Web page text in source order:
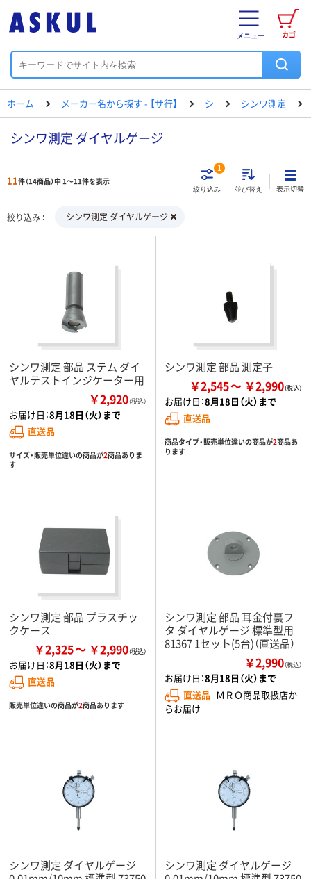
カゴ
メニュー
ホーム メーカー名から探す - 【サ行】 シ シンワ測定
シンワ測定 ダイヤルゲージ
11件（14商品）中 1～11件を表示
絞り込み
1
並び替え 表示切替
絞り込み シンワ測定 ダイヤルゲージ
シンワ測定 部品 ステム ダイ
ヤルテストインジケーター用
￥2,920（税込）
お届け日：8月18日（火）まで
直送品
サイズ・販売単位違いの商品が2商品ありま
す
シンワ測定 部品 測定子
￥2,545 ￥2,990
お届け日：8月18日（火）まで
直送品
商品タイプ・販売単位違いの商品が2商品あ
ります
シンワ測定 部品 プラスチッ
クケース
￥2,325 ￥2,990
お届け日：8月18日（火）まで
直送品
販売単位違いの商品が2商品あります
シンワ測定 部品 耳金付裏フ
タ ダイヤルゲージ 標準型用
81367 1セット(5台)（直送品）
￥2,990（税込）
お届け日：8月18日（火）まで
直送品 ＭＲＯ商品取扱店か
らお届け
シンワ測定 ダイヤルゲージ
シンワ測定 ダイヤルゲージ